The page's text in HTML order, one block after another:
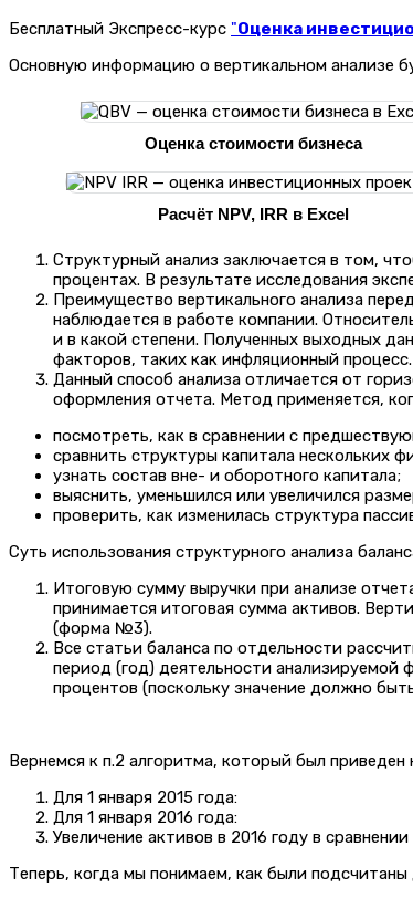
Бесплатный Экспресс-курс "Оценка
Основную информацию о вертикальном анализе
Оценка стоимости бизнеса
Расчёт NPV, IRR в Excel
Структурный анализ заключается в том,
процентах. В результате исследования
Преимущество вертикального анализа
наблюдается в работе компании.
и в какой степени. Полученных выходных
факторов, таких как инфляционный процесс.
Данный способ анализа отличается от
оформления отчета. Метод применяется,
посмотреть, как в сравнении с
сравнить структуры капитала нескольких
узнать состав вне- и оборотного капитала;
выяснить, уменьшился или увеличился
проверить, как изменилась структура
Суть использования структурного анализа
Итоговую сумму выручки при анализе
принимается итоговая сумма активов.
(форма №3).
Все статьи баланса по отдельности
период (год) деятельности анализируемой
процентов (поскольку значение должно
Вернемся к п.2 алгоритма, который был
Для 1 января 2015 года:
Для 1 января 2016 года:
Увеличение активов в 2016 году в
Теперь, когда мы понимаем, как были